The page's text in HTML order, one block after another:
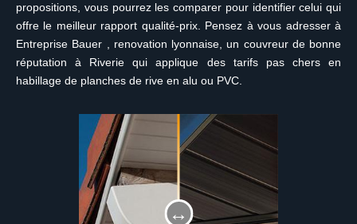
propositions, vous pourrez les comparer pour identifier celui qui
offre le meilleur rapport qualité-prix. Pensez à vous adresser à
Entreprise Bauer , renovation lyonnaise, un couvreur de bonne
réputation à Riverie qui applique des tarifs pas chers en
habillage de planches de rive en alu ou PVC.